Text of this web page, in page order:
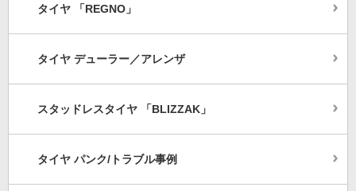
タイヤ 「REGNO」
タイヤ デューラー／アレンザ
スタッドレスタイヤ 「BLIZZAK」
タイヤ パンク/トラブル事例